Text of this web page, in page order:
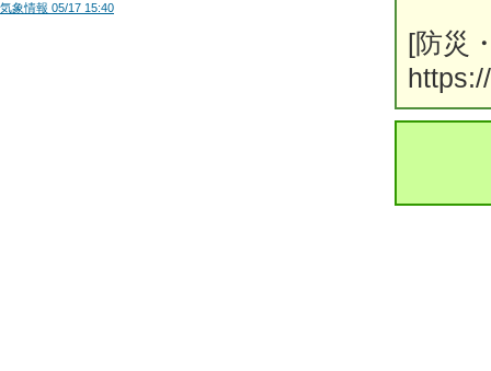
[防災
気象情報 05/17 15:40